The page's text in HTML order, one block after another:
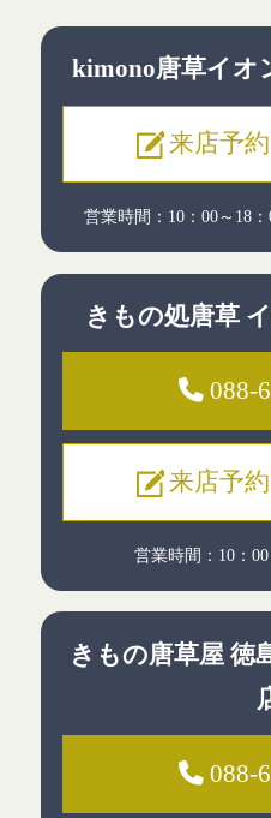
kimono唐草イオ
来店予
営業時間：10：00～18
きもの処唐草
088-
来店予
営業時間：10：
きもの唐草屋 徳
088-